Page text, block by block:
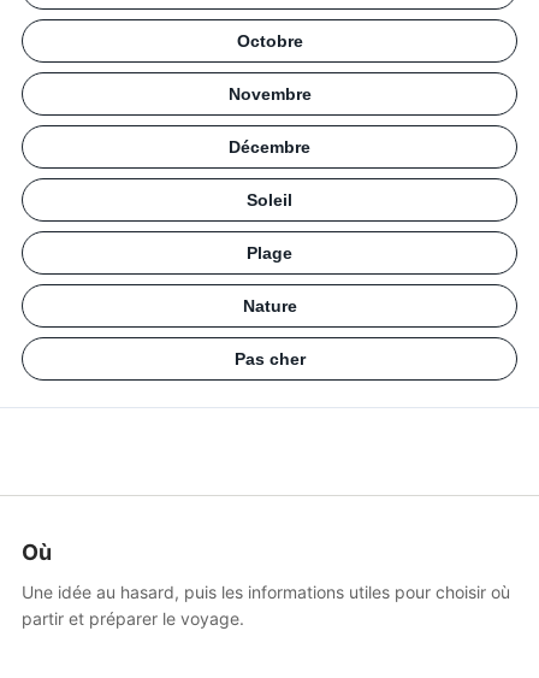
Octobre
Novembre
Décembre
Soleil
Plage
Nature
Pas cher
Où
Une idée au hasard, puis les informations utiles pour choisir où
partir et préparer le voyage.